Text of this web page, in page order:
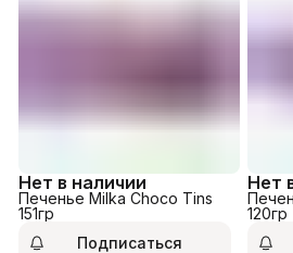
Нет в наличии
Печенье Milka Choco Tins
151гр
Подписаться
Нет
120гр